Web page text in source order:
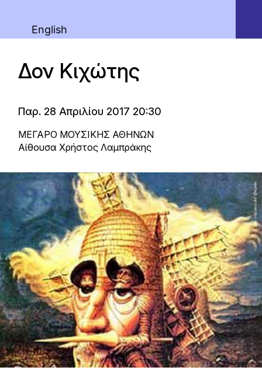
English
Δον Κιχώτης
Παρ. 28 Απριλίου 2017 20:30
ΜΕΓΑΡΟ ΜΟΥΣΙΚΗΣ ΑΘΗΝΩΝ
Αίθουσα Χρήστος Λαμπράκης